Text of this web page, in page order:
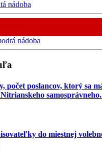
nádoba
nádoba
počet poslancov, ktorý sa
do miestnej